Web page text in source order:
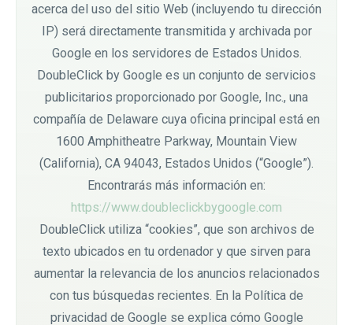
acerca del uso del sitio Web (incluyendo tu dirección
IP) será directamente transmitida y archivada por
Google en los servidores de Estados Unidos.
DoubleClick by Google es un conjunto de servicios
publicitarios proporcionado por Google, Inc., una
compañía de Delaware cuya oficina principal está en
1600 Amphitheatre Parkway, Mountain View
(California), CA 94043, Estados Unidos (“Google”).
Encontrarás más información en:
https://www.doubleclickbygoogle.com
DoubleClick utiliza “cookies”, que son archivos de
texto ubicados en tu ordenador y que sirven para
aumentar la relevancia de los anuncios relacionados
con tus búsquedas recientes. En la Política de
privacidad de Google se explica cómo Google